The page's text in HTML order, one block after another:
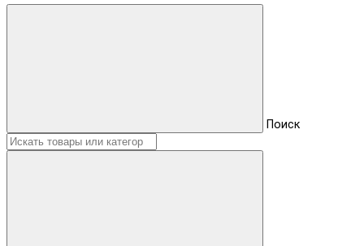
Поиск